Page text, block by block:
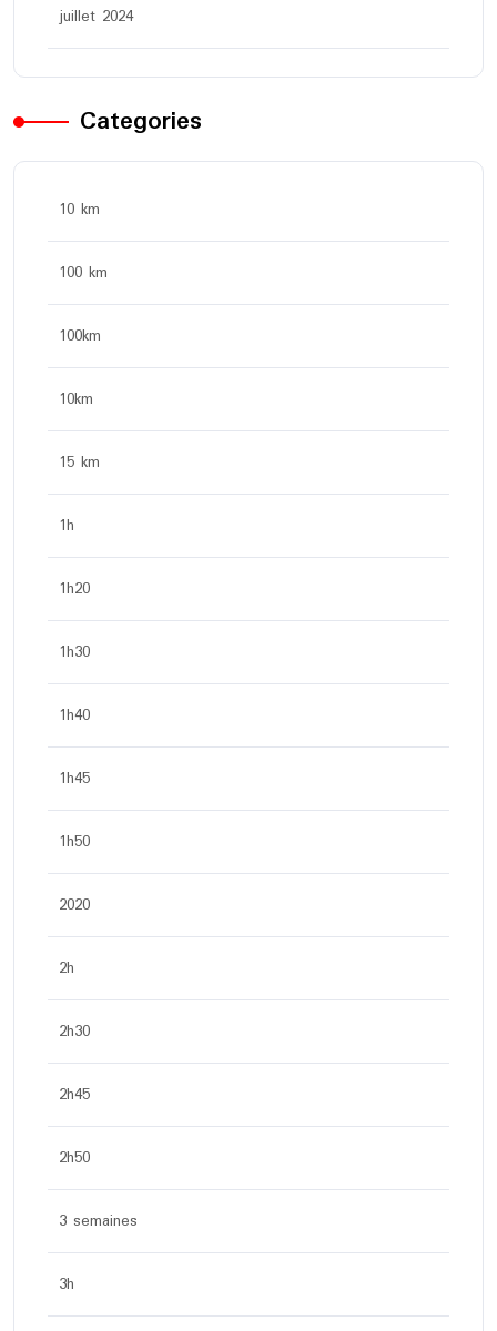
juillet 2024
Categories
10 km
100 km
100km
10km
15 km
1h
1h20
1h30
1h40
1h45
1h50
2020
2h
2h30
2h45
2h50
3 semaines
3h